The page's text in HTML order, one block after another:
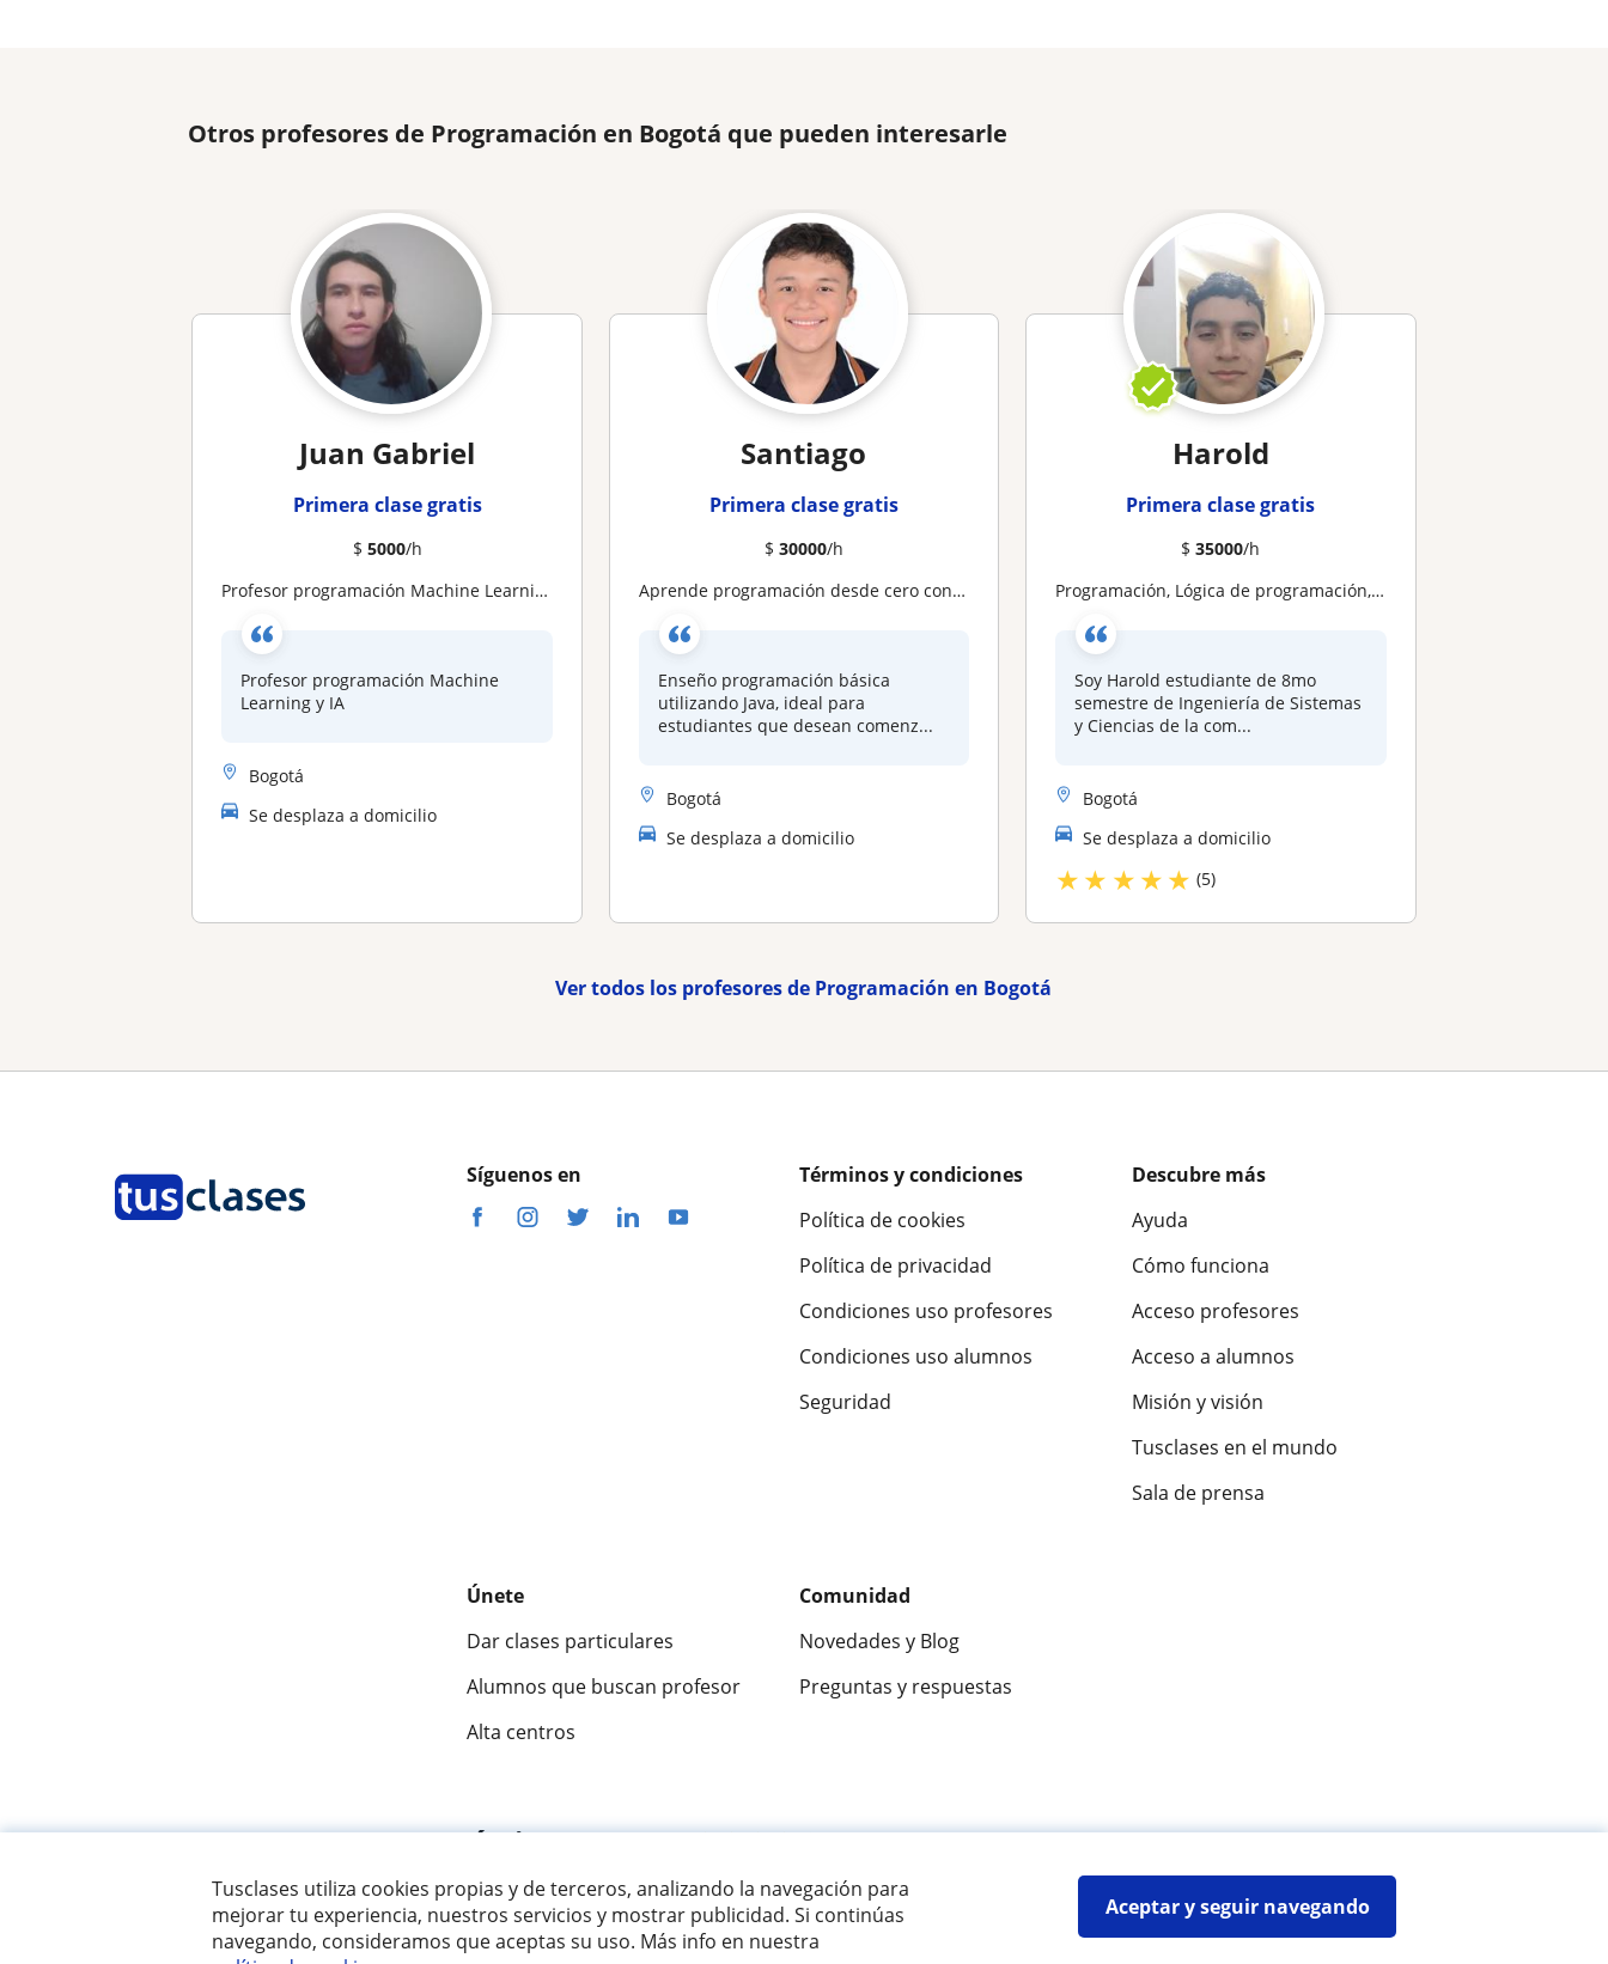
Tusclases utiliza cookies propias y de terceros, analizando la navegación para
mejorar tu experiencia, nuestros servicios y mostrar publicidad. Si continúas
navegando, consideramos que aceptas su uso. Más info en nuestra
Aceptar y seguir navegando
Otros profesores de Programación en Bogotá que pueden interesarle
Juan Gabriel
Primera clase gratis
$ 5000/h
Profesor programación Machine Learning y IA
Profesor programación Machine
Learning y IA
Bogotá
Se desplaza a domicilio
Santiago
Primera clase gratis
$ 30000/h
Aprende programación desde cero con Java | Clases para principiantes
Enseño programación básica
utilizando Java, ideal para
estudiantes que desean comenz...
Bogotá
Se desplaza a domicilio
Harold
Primera clase gratis
$35000/h
Programación, Lógica de programación, Solución de tareas, quices y parciales. Todos los lenguajes
Soy Harold estudiante de 8mo
semestre de Ingeniería de Sistemas
y Ciencias de la com...
Bogotá
Se desplaza a domicilio
★★ ★★★ (5)
Ver todos los profesores de Programación en Bogotá
Síguenos en
Términos y condiciones
Política de cookies
Política de privacidad
Condiciones uso profesores
Condiciones uso alumnos
Seguridad
Descubre más
Ayuda
Cómo funciona
Acceso profesores
Acceso a alumnos
Misión y visión
Tusclases en el mundo
Sala de prensa
Únete
Dar clases particulares
Alumnos que buscan profesor
Alta centros
Comunidad
Novedades y Blog
Preguntas y respuestas
Fantástica 9,5/10 ★★★★★
© 2007 - 2026 Tusclases.co Mapa web:Profesores particulares